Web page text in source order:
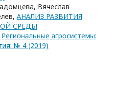
Вячеслав
АНАЛИЗ РАЗВИТИЯ
СРЕДЫ
Региональные агросистемы:
№ 4 (2019)